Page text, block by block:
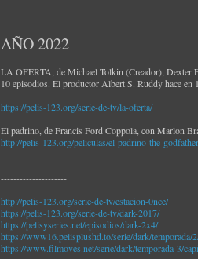
AÑO 2022
LA OFERTA, de Michael Tolkin (Creador), Dexter
10 episodios. El productor Albert S. Ruddy hace
https://pelis-123.org/serie-de-tv/la-oferta/
El padrino, de Francis Ford Coppola, con Marlon
http://pelis-123.org/peliculas/el-padrino-the-
---------------------
http://pelis-123.org/serie-de-tv/estacion-0nce/
https://pelis-123.org/serie-de-tv/dark-2017/
https://pelisyseries.net/episodios/dark-2x4/
https://www16.pelisplushd.to/serie/dark/temporada/
https://www.filmoves.net/serie/dark/temporada-3/